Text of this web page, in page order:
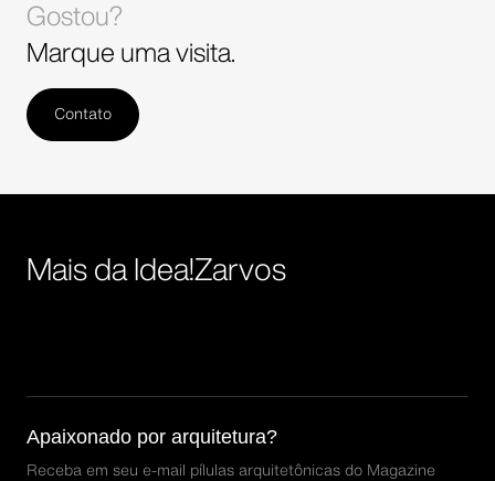
Gostou?
Marque uma visita.
Contato
Mais da Idea!Zarvos
Apaixonado por arquitetura?
Receba em seu e-mail pílulas arquitetônicas do Magazine